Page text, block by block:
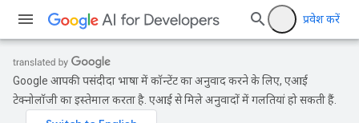
प्रवेश करें
Google आपकी पसंदीदा भाषा में कॉन्टेंट का अनुवाद करने के लिए, एआई
टेक्नोलॉजी का इस्तेमाल करता है. एआई से मिले अनुवादों में गलतियां हो सकती हैं.